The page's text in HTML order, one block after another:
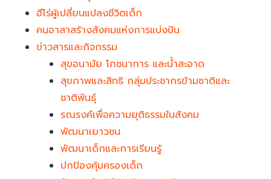
ฮีโร่ผู้เปลี่ยนแปลงชีวิตเด็ก
คนอาสาสร้างสังคมแห่งการแบ่งปัน
ข่าวสารและกิจกรรม
สุขอนามัย โภชนาการ และน้ำสะอาด
สุขภาพและสิทธิ กลุ่มประชากรข้ามชาติและ
ชาติพันธุ์
รณรงค์เพื่อความยุติธรรมในสังคม
พัฒนาเยาวชน
พัฒนาเด็กและการเรียนรู้
ปกป้องคุ้มครองเด็ก